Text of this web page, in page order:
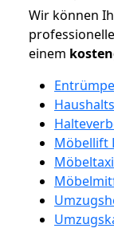
Wir können
einem
Möbellift
Möbeltaxi